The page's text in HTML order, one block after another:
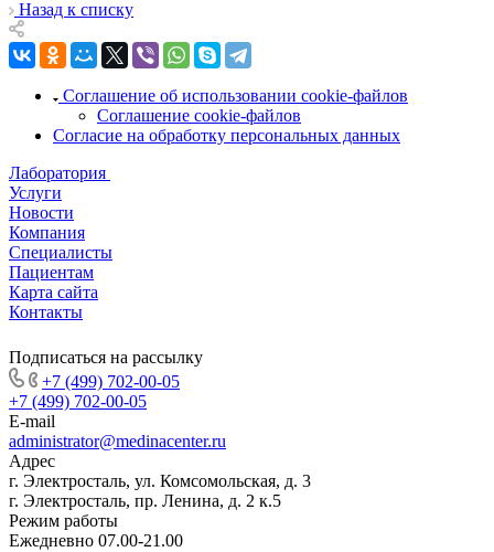
Назад к списку
Соглашение об использовании cookie-файлов
Соглашение cookie-файлов
Согласие на обработку персональных данных
Лаборатория
Услуги
Новости
Компания
Специалисты
Пациентам
Карта сайта
Контакты
Подписаться на рассылку
+7 (499) 702-00-05
+7 (499) 702-00-05
E-mail
administrator@medinacenter.ru
Адрес
г. Электросталь, ул. Комсомольская, д. 3
г. Электросталь, пр. Ленина, д. 2 к.5
Режим работы
Ежедневно 07.00-21.00